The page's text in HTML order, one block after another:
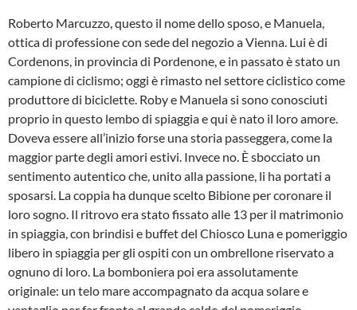
Roberto Marcuzzo, questo il nome dello sposo, e Manuela,
ottica di professione con sede del negozio a Vienna. Lui è di
Cordenons, in provincia di Pordenone, e in passato è stato un
campione di ciclismo; oggi è rimasto nel settore ciclistico come
produttore di biciclette. Roby e Manuela si sono conosciuti
proprio in questo lembo di spiaggia e qui è nato il loro amore.
Doveva essere all’inizio forse una storia passeggera, come la
maggior parte degli amori estivi. Invece no. È sbocciato un
sentimento autentico che, unito alla passione, li ha portati a
sposarsi. La coppia ha dunque scelto Bibione per coronare il
loro sogno. Il ritrovo era stato fissato alle 13 per il matrimonio
in spiaggia, con brindisi e buffet del Chiosco Luna e pomeriggio
libero in spiaggia per gli ospiti con un ombrellone riservato a
ognuno di loro. La bomboniera poi era assolutamente
originale: un telo mare accompagnato da acqua solare e